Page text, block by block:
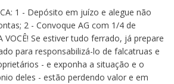
1 - Depósito em juízo e alegue não
2 - Convoque AG com 1/4 de
VOCÊ! Se estiver tudo ferrado, já prepare
para responsabilizá-lo de falcatruas e
- e exponha a situação e o
deles - estão perdendo valor e em